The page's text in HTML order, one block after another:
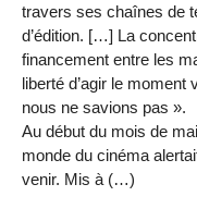
travers ses chaînes de
d’édition. […] La
financement entre les
liberté d’agir le
nous ne savions pas ».
Au début du mois de
monde du cinéma
venir. Mis à (…)